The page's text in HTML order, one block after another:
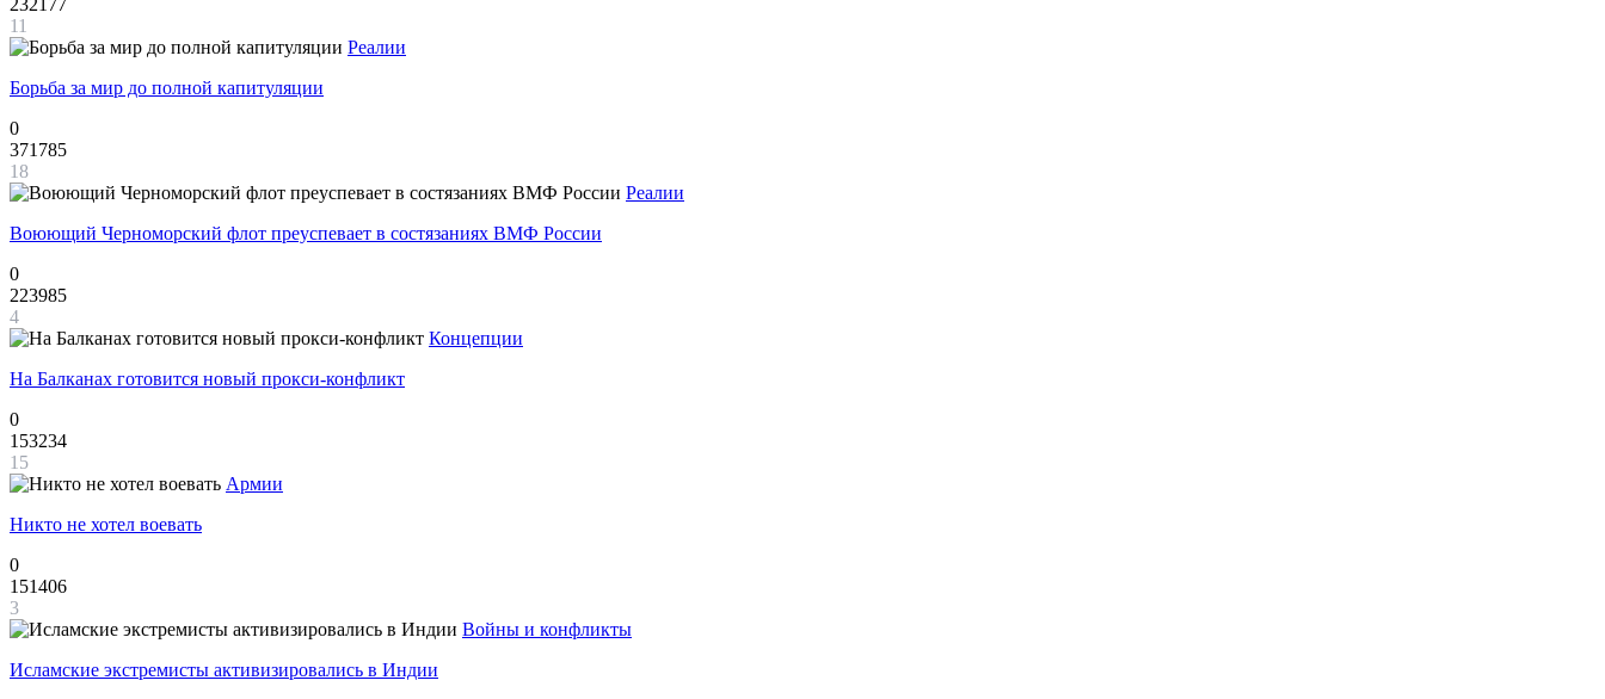
232177
11
Реалии
Борьба за мир до полной капитуляции
0
371785
18
Реалии
Воюющий Черноморский флот преуспевает в состязаниях ВМФ России
0
223985
4
Концепции
На Балканах готовится новый прокси-конфликт
0
153234
15
Армии
Никто не хотел воевать
0
151406
3
Войны и конфликты
Исламские экстремисты активизировались в Индии